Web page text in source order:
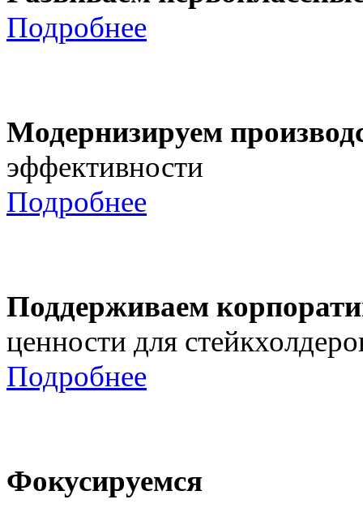
Подробнее
Модернизируем
эффективности
Подробнее
Поддерживаем
ценности для
Подробнее
Фокусируемся